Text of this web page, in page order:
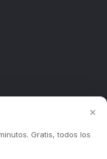
×
Gratis, todos los